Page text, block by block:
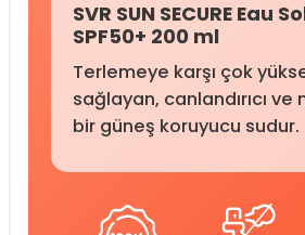
SVR SUN SECURE Eau
SPF50+ 200 ml
Terlemeye karşı çok
sağlayan, canlandırıcı
bir güneş koruyucu sudur.